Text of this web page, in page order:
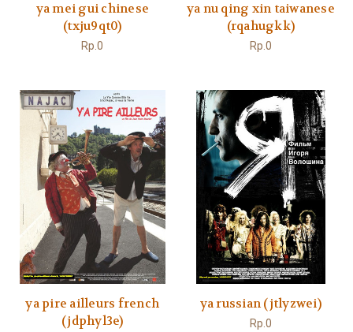
ya mei gui chinese
(txju9qt0)
Rp.0
ya nu qing xin taiwanese
(rqahugkk)
Rp.0
ya pire ailleurs french
(jdphyl3e)
ya russian (jtlyzwei)
Rp.0